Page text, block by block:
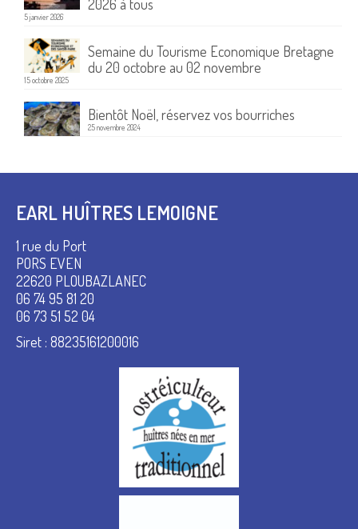
2026 à tous
5 janvier 2026
Semaine du Tourisme Economique Bretagne
du 20 octobre au 02 novembre
15 octobre 2025
Bientôt Noël, réservez vos bourriches
25 novembre 2024
EARL HUÎTRES LEMOIGNE
1 rue du Port
PORS EVEN
22620 PLOUBAZLANEC
06 74 95 81 20
06 73 51 52 04
Siret : 88235161200016